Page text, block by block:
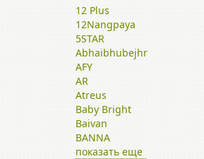
12 Plus
12Nangpaya
5STAR
Abhaibhubejhr
AFY
AR
Atreus
Baby Bright
Baivan
BANNA
показать еще